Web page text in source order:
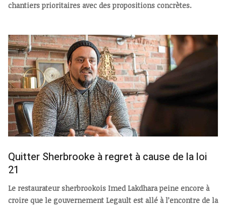
chantiers prioritaires avec des propositions concrètes.
Quitter Sherbrooke à regret à cause de la loi
21
Le restaurateur sherbrookois Imed Lakdhara peine encore à
croire que le gouvernement Legault est allé à l’encontre de la